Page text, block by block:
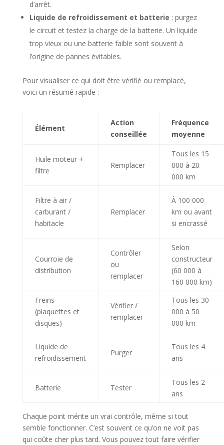
d’arrêt.
Liquide de refroidissement et batterie : purgez
le circuit et testez la charge de la batterie. Un liquide
trop vieux ou une batterie faible sont souvent à
l’origine de pannes évitables.
Pour visualiser ce qui doit être vérifié ou remplacé,
voici un résumé rapide :
Élément
Action
conseillée
Fréquence
moyenne
Huile moteur +
filtre
Remplacer
Tous les 15
000 à 20
000 km
Filtre à air /
carburant /
habitacle
Remplacer
À 100 000
km ou avant
si encrassé
Courroie de
distribution
Contrôler
ou
remplacer
Selon
constructeur
(60 000 à
160 000 km)
Freins
(plaquettes et
disques)
Vérifier /
remplacer
Tous les 30
000 à 50
000 km
Liquide de
refroidissement
Purger
Tous les 4
ans
Batterie Tester
Tous les 2
ans
Chaque point mérite un vrai contrôle, même si tout
semble fonctionner. C’est souvent ce qu’on ne voit pas
qui coûte cher plus tard. Vous pouvez tout faire vérifier